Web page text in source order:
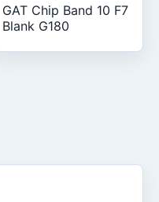
GAT Chip Band 10 F7
Blank G180